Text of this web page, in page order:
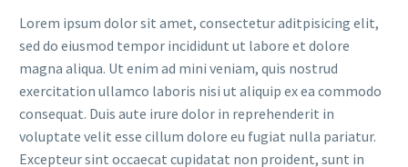
Lorem ipsum dolor sit amet, consectetur aditpisicing elit,
sed do eiusmod tempor incididunt ut labore et dolore
magna aliqua. Ut enim ad mini veniam, quis nostrud
exercitation ullamco laboris nisi ut aliquip ex ea commodo
consequat. Duis aute irure dolor in reprehenderit in
voluptate velit esse cillum dolore eu fugiat nulla pariatur.
Excepteur sint occaecat cupidatat non proident, sunt in